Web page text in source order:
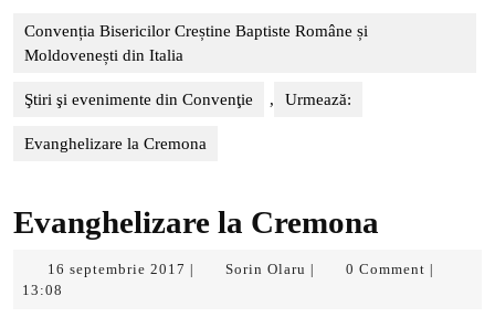
Convenția Bisericilor Creștine Baptiste Române și
Moldovenești din Italia
Ştiri şi evenimente din Convenţie , Urmează:
Evanghelizare la Cremona
Evanghelizare la Cremona
16 septembrie 2017 16
Sorin Olaru Sorin
0 Comment
13:08